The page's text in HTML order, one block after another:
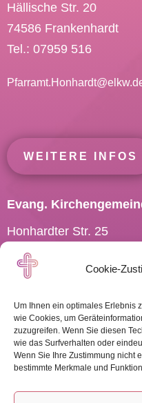
Cookie-
Um Ihnen ein optimales Erlebnis
wie Cookies, um
zuzugreifen. Wenn Sie diesen
wie das Surfverhalten oder
Wenn Sie Ihre Zustimmung nicht
bestimmte Merkmale und
Hällische Str. 20
74586 Frankenhardt
Tel.: 07959 516
Pfarramt.Honhardt@
WEITERE INFOS
Evang.
Honhardter Str. 25
73494 Rosenberg
Tel.: 07967 701910
Pfarramt.Hummelsweiler@
WEITERE INFOS